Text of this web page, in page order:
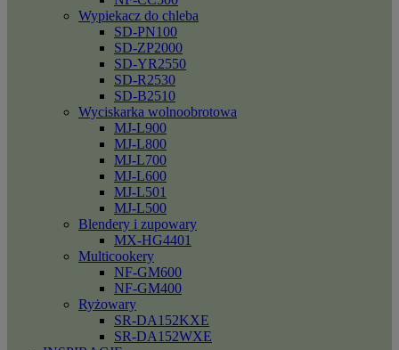
Wypiekacz do chleba
SD-PN100
SD-ZP2000
SD-YR2550
SD-R2530
SD-B2510
Wyciskarka wolnoobrotowa
MJ-L900
MJ-L800
MJ-L700
MJ-L600
MJ-L501
MJ-L500
Blendery i zupowary
MX-HG4401
Multicookery
NF-GM600
NF-GM400
Ryżowary
SR-DA152KXE
SR-DA152WXE